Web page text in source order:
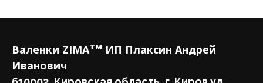
Валенки ZIMAтм ИП Плаксин Андрей
Иванович